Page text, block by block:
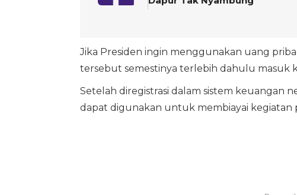
Jika Presiden ingin menggunakan uang
tersebut semestinya terlebih dahulu masuk
Setelah diregistrasi dalam sistem keuangan
dapat digunakan untuk membiayai kegiatan